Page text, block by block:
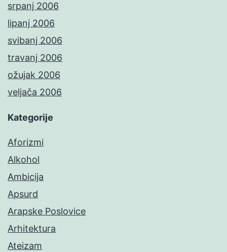
srpanj 2006
lipanj 2006
svibanj 2006
travanj 2006
ožujak 2006
veljača 2006
Kategorije
Aforizmi
Alkohol
Ambicija
Apsurd
Arapske Poslovice
Arhitektura
Ateizam